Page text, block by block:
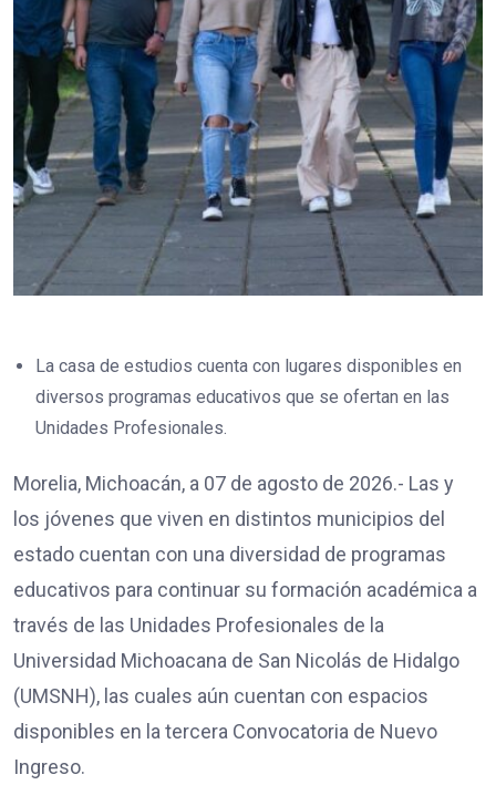
La casa de estudios cuenta con lugares disponibles en
diversos programas educativos que se ofertan en las
Unidades Profesionales.
Morelia, Michoacán, a 07 de agosto de 2026.- Las y
los jóvenes que viven en distintos municipios del
estado cuentan con una diversidad de programas
educativos para continuar su formación académica a
través de las Unidades Profesionales de la
Universidad Michoacana de San Nicolás de Hidalgo
(UMSNH), las cuales aún cuentan con espacios
disponibles en la tercera Convocatoria de Nuevo
Ingreso.